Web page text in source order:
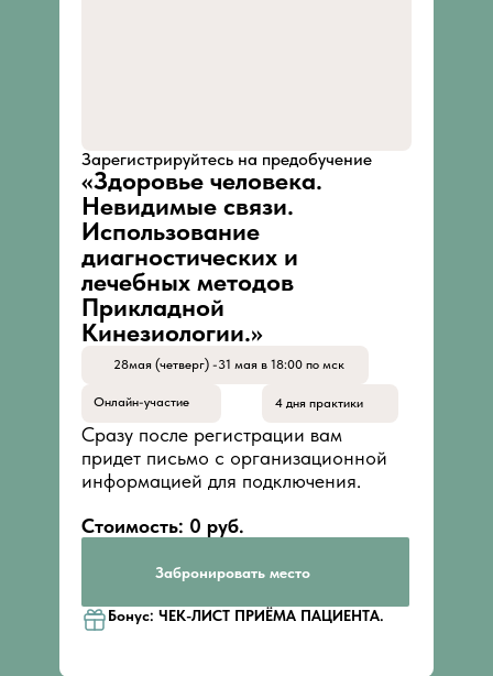
Зарегистрируйтесь на предобучение
«Здоровье человека.
Невидимые связи.
Использование
диагностических и
лечебных методов
Прикладной
Кинезиологии.»
28мая (четверг) -31 мая в 18:00 по мск
4 дня практики
Онлайн-участие
Сразу после регистрации вам
придет письмо с организационной
информацией для подключения.
Стоимость: 0 руб.
Забронировать место
Бонус: ЧЕК-ЛИСТ ПРИЁМА ПАЦИЕНТА.